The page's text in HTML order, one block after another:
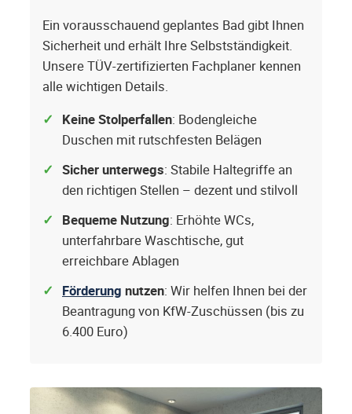
Ein vorausschauend geplantes Bad gibt Ihnen
Sicherheit und erhält Ihre Selbstständigkeit.
Unsere TÜV-zertifizierten Fachplaner kennen
alle wichtigen Details.
Keine Stolperfallen: Bodengleiche
Duschen mit rutschfesten Belägen
Sicher unterwegs: Stabile Haltegriffe an
den richtigen Stellen – dezent und stilvoll
Bequeme Nutzung: Erhöhte WCs,
unterfahrbare Waschtische, gut
erreichbare Ablagen
Förderung nutzen: Wir helfen Ihnen bei der
Beantragung von KfW-Zuschüssen (bis zu
6.400 Euro)